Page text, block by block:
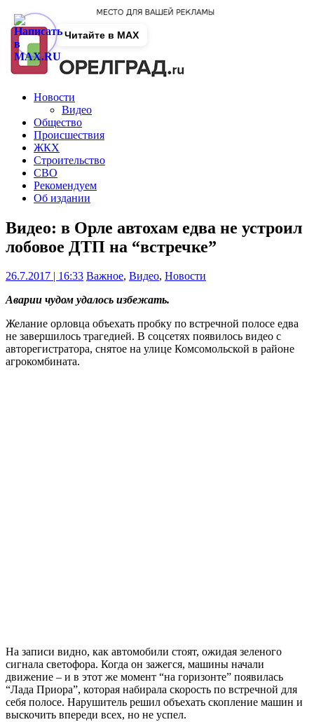
Новости
Видео
Общество
Происшествия
ЖКХ
Строительство
СВО
Рекомендуем
Об издании
Видео: в Орле автохам едва не устроил
лобовое ДТП на “встречке”
26.7.2017 | 16:33 Важное, Видео, Новости
Аварии чудом удалось избежать.
Желание орловца объехать пробку по встречной полосе едва
не завершилось трагедией. В соцсетях появилось видео с
авторегистратора, снятое на улице Комсомольской в районе
агрокомбината.
На записи видно, как автомобили стоят, ожидая зеленого
сигнала светофора. Когда он зажегся, машины начали
движение – и в этот же момент “на горизонте” появилась
“Лада Приора”, которая набирала скорость по встречной для
себя полосе. Нарушитель решил объехать скопление машин и
выскочить впереди всех, но не успел.
Читайте в MAX